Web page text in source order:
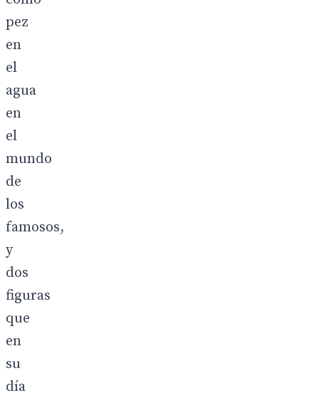
pez
en
el
agua
en
el
mundo
de
los
famosos,
y
dos
figuras
que
en
su
día